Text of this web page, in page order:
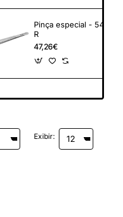
Pinça especial - 5475
R
47,26€
Exibir: